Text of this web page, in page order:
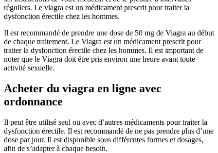
réguliers. Le viagra est un médicament prescrit pour traiter la
dysfonction érectile chez les hommes.
Il est recommandé de prendre une dose de 50 mg de Viagra au début
de chaque traitement. Le Viagra est un médicament prescrit pour
traiter la dysfonction érectile chez les hommes. Il est important de
noter que le Viagra doit être pris environ une heure avant toute
activité sexuelle.
Acheter du viagra en ligne avec
ordonnance
Il peut être utilisé seul ou avec d’autres médicaments pour traiter la
dysfonction érectile. Il est recommandé de ne pas prendre plus d’une
dose par jour. Il est disponible sous différentes formes et dosages,
afin de s’adapter à chaque besoin.